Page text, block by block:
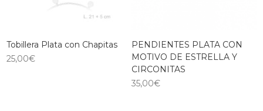
Tobillera Plata con Chapitas
25,00€
PENDIENTES PLATA CON
MOTIVO DE ESTRELLA Y
CIRCONITAS
35,00€